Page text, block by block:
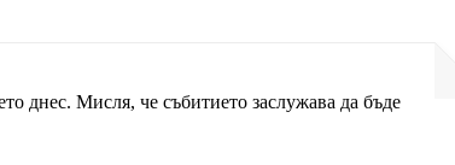
днес. Мисля, че събитието заслужава да бъде